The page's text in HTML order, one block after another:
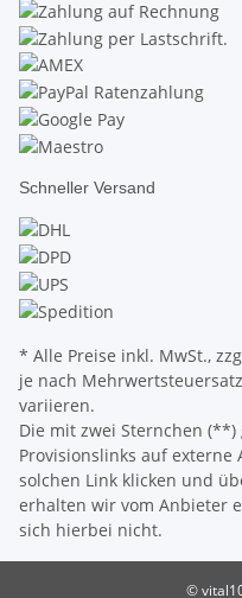
Schneller Versand
* Alle Preise inkl. MwSt.,
je nach
variieren.
Die mit zwei Sternchen
Provisionslinks auf externe
solchen Link klicken und
erhalten wir vom Anbieter
sich hierbei nicht.
©